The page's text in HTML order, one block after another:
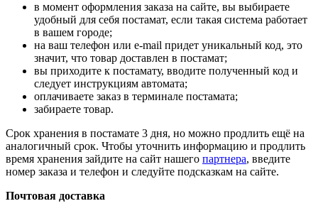
в момент оформления заказа на сайте, вы выбираете
удобный для себя постамат, если такая система работает
в вашем городе;
на ваш телефон или e-mail придет уникальный код, это
значит, что товар доставлен в постамат;
вы приходите к постамату, вводите полученный код и
следует инструкциям автомата;
оплачиваете заказ в терминале постамата;
забираете товар.
Срок хранения в постамате 3 дня, но можно продлить ещё на
аналогичный срок. Чтобы уточнить информацию и продлить
время хранения зайдите на сайт нашего партнера, введите
номер заказа и телефон и следуйте подсказкам на сайте.
Почтовая доставка